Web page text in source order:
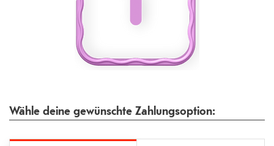
Wähle deine gewünschte Zahlungsoption: